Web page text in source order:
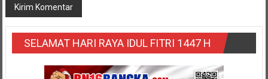
SELAMAT HARI RAYA IDUL FITRI 1447 H